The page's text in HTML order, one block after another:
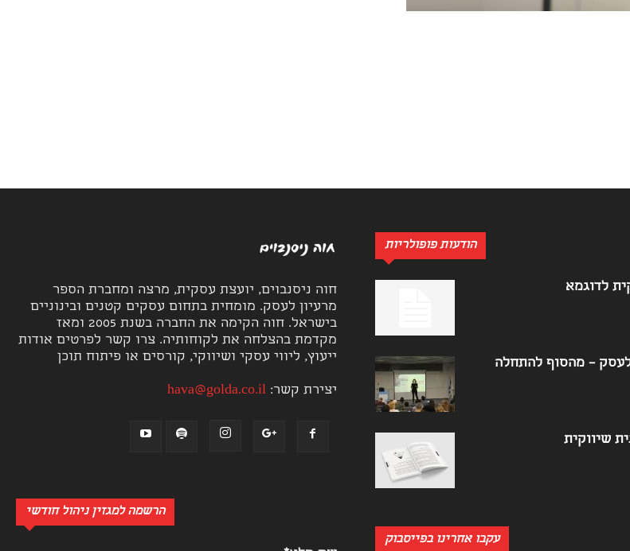
חוה ניסנבוים, יועצת עסקית, מרצה ומחברת הספר
מרעיון לעסק. מומחית בתחום עסקים קטנים ובינוניים
בישראל. חוה הקימה את החברה בשנת 2005 ומאז
מקדמת בהצלחה את לקוחותיה. צרו קשר לפרטים אודות
ייעוץ, ליווי עסקי ושיווקי, קורסים או פיתוח תוכן
יצירת קשר:hava@golda.co.il
הרשמה למגזין ניהול חודשי
הודעות פופולריות
לדוגמא
– מהסוף להתחלה
שיווקית
עקבו אחרינו בפייסבוק